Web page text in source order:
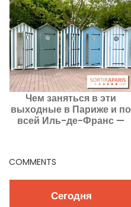
Чем заняться в эти
выходные в Париже и по
всей Иль-де-Франс —
COMMENTS
Сегодня